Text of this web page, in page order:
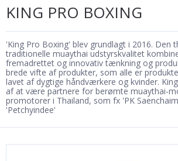
KING PRO BOXING
'King Pro Boxing' blev grundlagt i 2016. Den
traditionelle muaythai udstyrskvalitet
fremadrettet og innovativ tænkning og
brede vifte af produkter, som alle er
lavet af dygtige håndværkere og kvinder.
af at være partnere for berømte muaythai-
promotorer i Thailand, som fx 'PK
'Petchyindee'